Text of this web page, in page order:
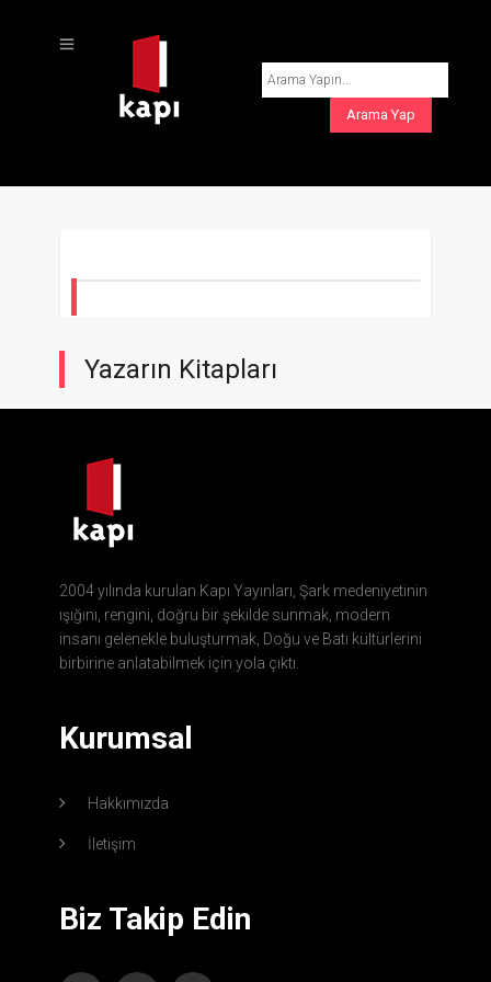
Yazarın Kitapları
2004 yılında kurulan Kapı Yayınları, Şark medeniyetinin
ışığını, rengini, doğru bir şekilde sunmak, modern
insanı gelenekle buluşturmak, Doğu ve Batı kültürlerini
birbirine anlatabilmek için yola çıktı.
Kurumsal
Hakkımızda
İletişim
Biz Takip Edin